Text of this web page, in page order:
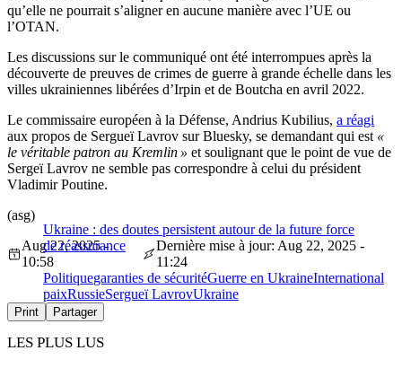
qu’elle ne pourrait s’aligner en aucune manière avec l’UE ou
l’OTAN.
Les discussions sur le communiqué ont été interrompues après la
découverte de preuves de crimes de guerre à grande échelle dans les
villes ukrainiennes libérées d’Irpin et de Boutcha en avril 2022.
Le commissaire européen à la Défense, Andrius Kubilius, a réagi
aux propos de Sergueï Lavrov sur Bluesky, se demandant qui est «
le véritable patron au Kremlin » et soulignant que le point de vue de
Sergeï Lavrov ne semble pas correspondre à celui du président
Vladimir Poutine.
Ukraine : des doutes persistent autour de la future force
de réassurance
(asg)
Aug 22, 2025 -
10:58
Dernière mise à jour: Aug 22, 2025 -
11:24
Politiquegaranties de sécuritéGuerre en UkraineInternational
paixRussieSergueï LavrovUkraine
Print Partager
LES PLUS LUS